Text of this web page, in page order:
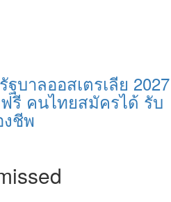
บาลออสเตรเลีย 2027
รี คนไทยสมัครได้ รับ
ชีพ